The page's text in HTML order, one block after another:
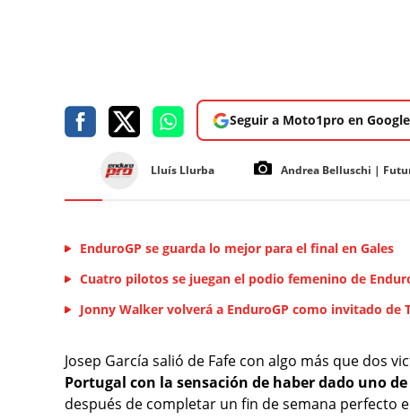
Seguir a Moto1pro en Google
Lluís Llurba Andrea Belluschi |
EnduroGP se guarda lo mejor para el final en Gales
Cuatro pilotos se juegan el podio femenino de
Jonny Walker volverá a EnduroGP como invitado de
Josep García salió de Fafe con algo más que dos
Portugal con la sensación de haber dado uno
después de completar un fin de semana perfecto